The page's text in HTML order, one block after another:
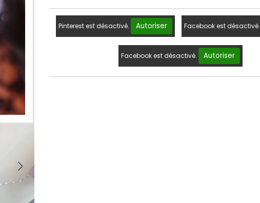
Pinterest est désactivé. Autoriser Facebook est désactivé.
Facebook est désactivé. Autoriser